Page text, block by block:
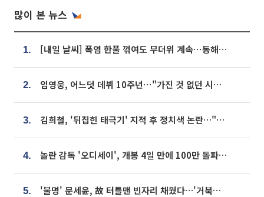
많이 본 뉴스
1. [내일 날씨] 폭염 한풀 꺾여도 무더위 계속⋯동해안 이틀 연속 비
2. 임영웅, 어느덧 데뷔 10주년⋯"가진 것 없던 시절, 내 앞엔 20명의 팬뿐"
3. 김희철, '뒤집힌 태극기' 지적 후 정치색 논란…"좌우 떠나 우리나라 국기"
4. 놀란 감독 '오디세이', 개봉 4일 만에 100만 돌파⋯'왕사남' 보다 빠르다
5. '불명' 문세윤, 故 터틀맨 빈자리 채웠다…'거북이' 눈물의 최종 우승